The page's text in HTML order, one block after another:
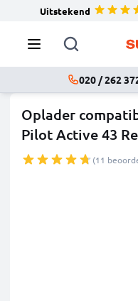
Uitstekend
020 / 262
Oplader
Pilot Active 43
(11